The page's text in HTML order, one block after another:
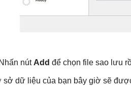
nút Add để chọn file sao lưu
sở dữ liệu của bạn bây giờ sẽ